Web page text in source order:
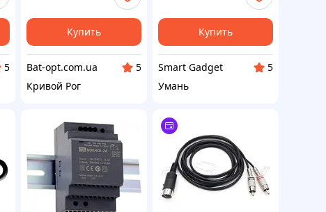
5
переходник адаптер
Купить
Bat-opt.com.ua
5
Кривой Рог
домашнего кинотеатра
Купить
Smart Gadget
5
Умань